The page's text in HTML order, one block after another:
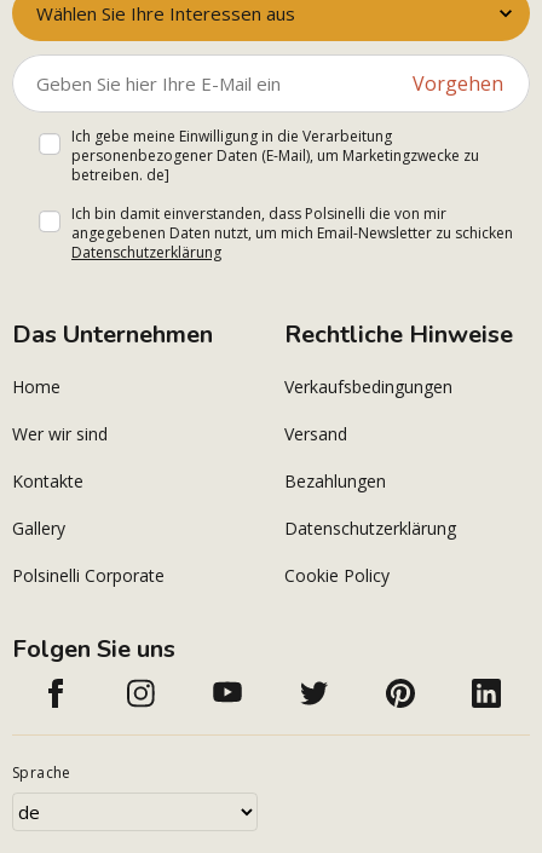
Wählen Sie Ihre Interessen aus
Vorgehen
Ich gebe meine Einwilligung in die Verarbeitung
personenbezogener Daten (E-Mail), um Marketingzwecke zu
betreiben. de]
Ich bin damit einverstanden, dass Polsinelli die von mir
angegebenen Daten nutzt, um mich Email-Newsletter zu schicken
Datenschutzerklärung
Das Unternehmen
Home
Wer wir sind
Kontakte
Gallery
Polsinelli Corporate
Rechtliche Hinweise
Verkaufsbedingungen
Versand
Bezahlungen
Datenschutzerklärung
Cookie Policy
Folgen Sie uns
Sprache